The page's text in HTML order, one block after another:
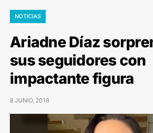
NOTICIAS
Ariadne Díaz
sus seguidores con
impactante figura
8 JUNIO, 2018